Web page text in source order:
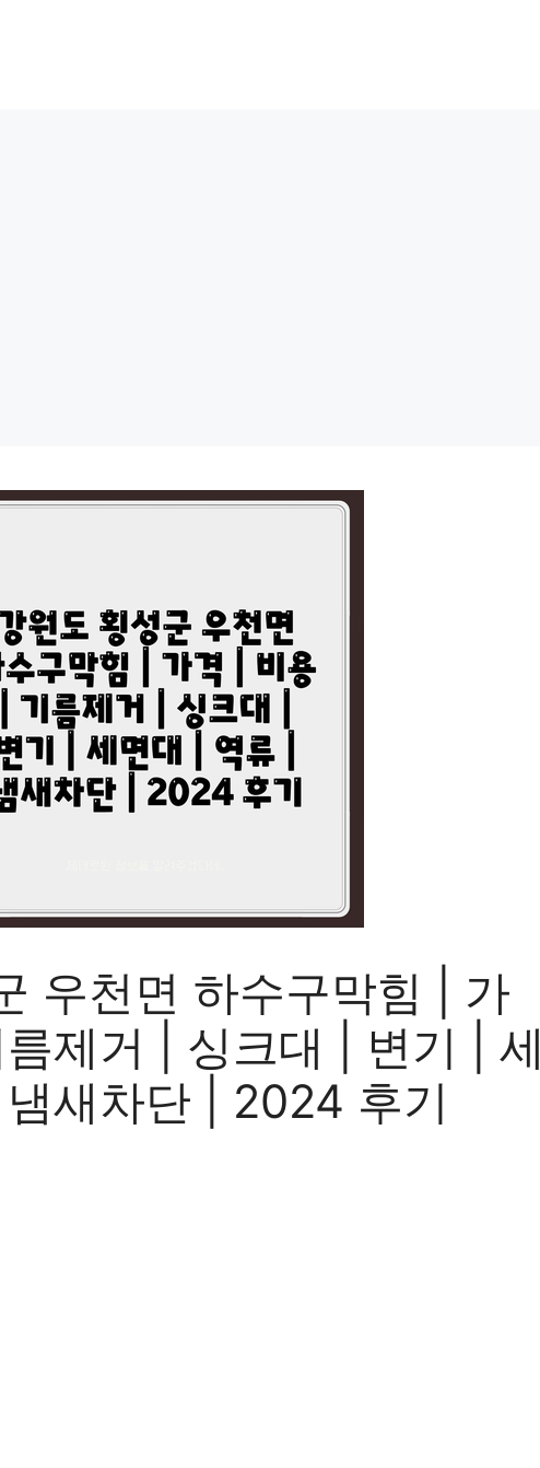
우천면 하수구막힘 | 가
제거 | 싱크대 | 변기 | 세
새차단 | 2024 후기